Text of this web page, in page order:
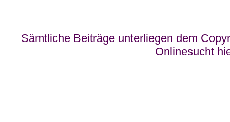
Sämtliche Beiträge unterliegen dem
Onlinesucht